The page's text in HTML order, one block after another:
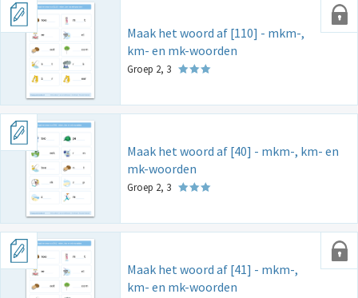
Maak het woord af [110] - mkm-,
km- en mk-woorden
Groep 2, 3
Maak het woord af [40] - mkm-, km- en
mk-woorden
Groep 2, 3
Maak het woord af [41] - mkm-,
km- en mk-woorden